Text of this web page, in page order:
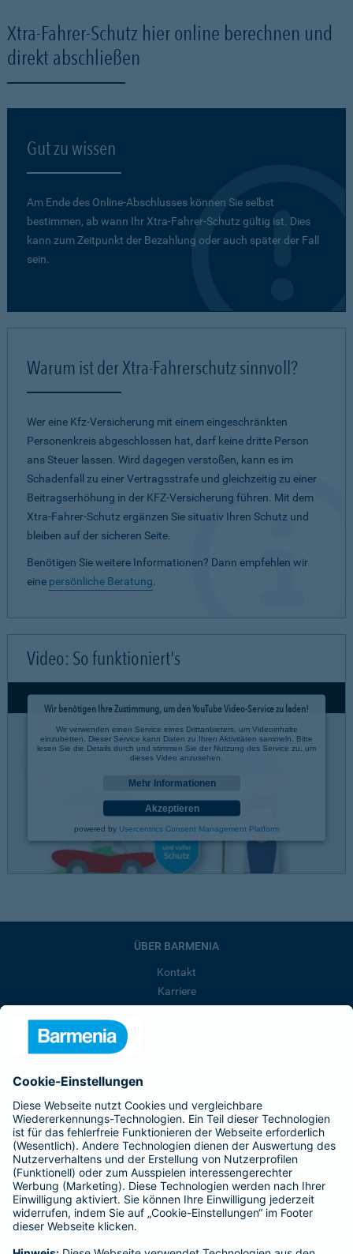
Xtra-Fahrer-Schutz hier online berechnen und
direkt abschließen
Gut zu wissen
Am Ende des Online-Abschlusses können Sie selbst
bestimmen, ab wann Ihr Xtra-Fahrer-Schutz gültig ist. Dies
kann zum Zeitpunkt der Bezahlung oder auch später der Fall
sein.
Warum ist der Xtra-Fahrerschutz sinnvoll?
Wer eine Kfz-Versicherung mit einem eingeschränkten
Personenkreis abgeschlossen hat, darf keine dritte Person
ans Steuer lassen. Wird dagegen verstoßen, kann es im
Schadenfall zu einer Vertragsstrafe und gleichzeitig zu einer
Beitragserhöhung in der KFZ-Versicherung führen. Mit dem
Xtra-Fahrer-Schutz ergänzen Sie situativ Ihren Schutz und
bleiben auf der sicheren Seite.
Benötigen Sie weitere Informationen? Dann empfehlen wir
eine persönliche Beratung.
Video: So funktioniert's
Wir benötigen Ihre Zustimmung, um den YouTube Video-Service zu laden!
Wir verwenden einen Service eines Drittanbieters, um Videoinhalte
einzubetten. Dieser Service kann Daten zu Ihren Aktivitäten sammeln. Bitte
lesen Sie die Details durch und stimmen Sie der Nutzung des Service zu, um
dieses Video anzusehen.
Mehr Informationen
Akzeptieren
powered by Usercentrics Consent Management Platform
ÜBER BARMENIA
Kontakt
Karriere
Barmenia ist Teil der BarmeniaGothaer
BELIEBTE SEITEN
Kranken-Zusatzversicherung
Tierversicherungen
Haftpflichtversicherung
Hausratversicherung